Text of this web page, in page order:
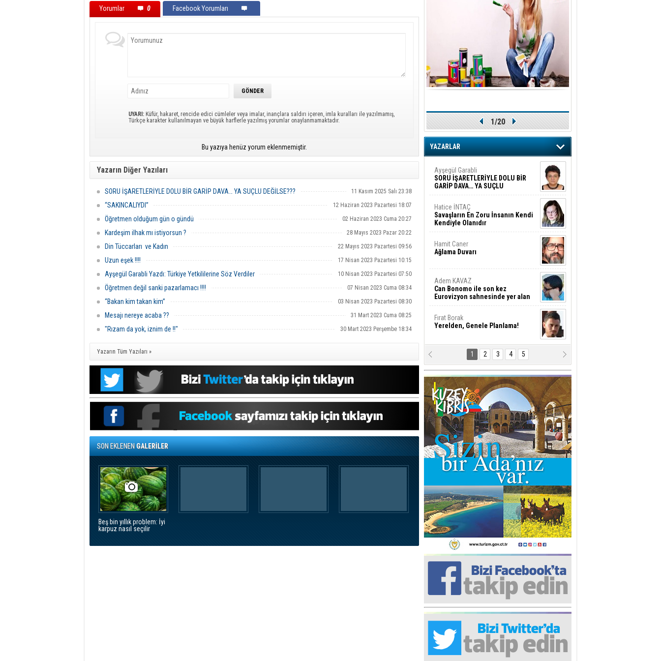
Yorumlar 0 Facebook Yorumları
UYARI: Küfür, hakaret, rencide edici cümleler veya imalar, inançlara saldırı içeren, imla kuralları ile yazılmamış,
Türkçe karakter kullanılmayan ve büyük harflerle yazılmış yorumlar onaylanmamaktadır.
Bu yazıya henüz yorum eklenmemiştir.
Yazarın Diğer Yazıları
SORU İŞARETLERİYLE DOLU BİR GARİP DAVA… YA SUÇLU DEĞİLSE??? 11 Kasım 2025 Salı 23:38
“SAKINCALIYDI” 12 Haziran 2023 Pazartesi 18:07
Öğretmen olduğum gün o gündü 02 Haziran 2023 Cuma 20:27
Kardeşim ilhak mı istiyorsun ? 28 Mayıs 2023 Pazar 20:22
Din Tüccarları ve Kadın 22 Mayıs 2023 Pazartesi 09:56
Uzun eşek !!!! 17 Nisan 2023 Pazartesi 10:15
Ayşegül Garabli Yazdı: Türkiye Yetkililerine Söz Verdiler 10 Nisan 2023 Pazartesi 07:50
Öğretmen değil sanki pazarlamacı !!!! 07 Nisan 2023 Cuma 08:34
“Bakan kim takan kim” 03 Nisan 2023 Pazartesi 08:30
Mesajı nereye acaba ?? 31 Mart 2023 Cuma 08:25
"Rızam da yok, iznim de !!" 30 Mart 2023 Perşembe 18:34
Yazarın Tüm Yazıları »
SON EKLENENGALERİLER
Beş bin yıllık problem: İyi
karpuz nasıl seçilir
1/20
YAZARLAR
Ayşegül Garabli
SORU İŞARETLERİYLE DOLU BİR
GARİP DAVA… YA SUÇLU
DEĞİLSE???
Hatice İNTAÇ
Savaşların En Zoru İnsanın Kendi
Kendiyle Olanıdır
Hamit Caner
Ağlama Duvarı
Adem KAVAZ
Can Bonomo ile son kez
Eurovizyon sahnesinde yer alan
Türkiye 10 yıl aradan sonra
Fırat Borak
Yerelden, Genele Planlama!
Erkut YILMABAŞAR
Bayrak tartışmaları ve ihalesiz
işler!
Arif Alasya
2015 SONRASI VE AKINCI.
Fatma Baysal
SURLAR İÇİ’NDE KOLAYDIR ÖLMEK
Ediz TUNCEL
Göz göre göre…
Taner ULUTAŞ
İnşallah St. Lois ile Hakkaido
Adası gibi olmayız !...
Ali KİŞMİR
FIRSAT VE KORKU
Turgut ÇALICI
İki Lakırdı da benden!
Yrd. Doç. Ercan HOŞKARA
Yatırım Yapmazsan Var Olamazsın:
Hedefteki Kurum Kıb-Tek
Rana Sarro
Başıma gelen skandal olayı
1 2 3 4 5